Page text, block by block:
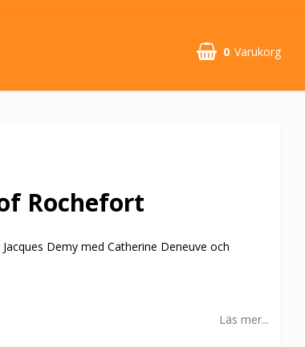
0 Varukorg
Rochefort
Demy med Catherine Deneuve och
Läs mer...